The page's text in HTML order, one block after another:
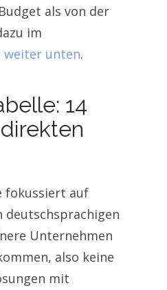
als von der
im
weiter unten.
14
fokussiert auf
Unternehmen
also keine
mit